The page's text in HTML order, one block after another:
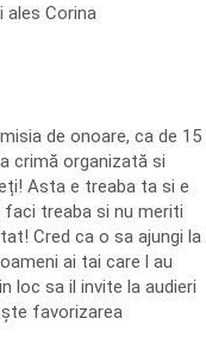
ales Corina
de onoare, ca de 15
crimă organizată si
Asta e treaba ta si e
treaba si nu meriti
Cred ca o sa ajungi la
ai tai care l au
loc sa il invite la audieri
favorizarea